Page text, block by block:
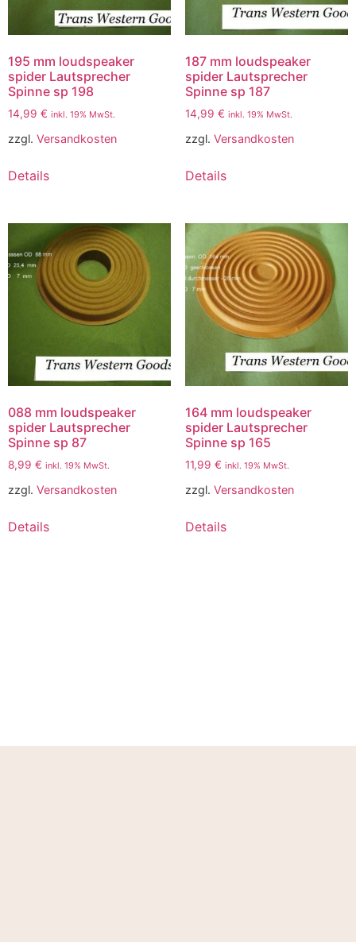
195 mm loudspeaker
spider Lautsprecher
Spinne sp 198
14,99 € inkl. 19% MwSt.
zzgl. Versandkosten
Details
187 mm loudspeaker
spider Lautsprecher
Spinne sp 187
14,99 € inkl. 19% MwSt.
zzgl. Versandkosten
Details
088 mm loudspeaker
spider Lautsprecher
Spinne sp 87
8,99 € inkl. 19% MwSt.
zzgl. Versandkosten
Details
164 mm loudspeaker
spider Lautsprecher
Spinne sp 165
11,99 € inkl. 19% MwSt.
zzgl. Versandkosten
Details